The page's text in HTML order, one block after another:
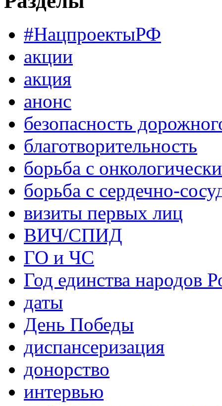
#НацпроектыРФ
акции
акция
анонс
безопасность
благотворительность
борьба с
борьба с сердечно-
визиты первых лиц
ВИЧ/СПИД
ГО и ЧС
Год единства народов
даты
День Победы
диспансеризация
донорство
интервью